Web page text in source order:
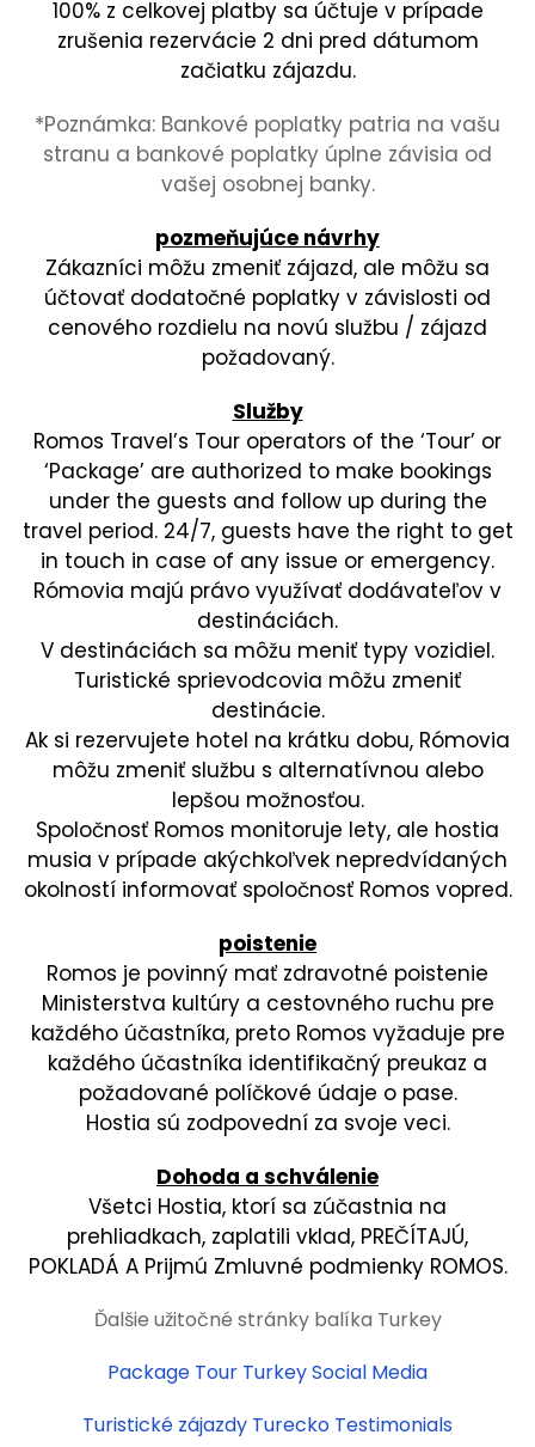
100% z celkovej platby sa účtuje v prípade
zrušenia rezervácie 2 dni pred dátumom
začiatku zájazdu.
*Poznámka: Bankové poplatky patria na vašu
stranu a bankové poplatky úplne závisia od
vašej osobnej banky.
pozmeňujúce návrhy
Zákazníci môžu zmeniť zájazd, ale môžu sa
účtovať dodatočné poplatky v závislosti od
cenového rozdielu na novú službu / zájazd
požadovaný.
Služby
Romos Travel’s Tour operators of the ‘Tour’ or
‘Package’ are authorized to make bookings
under the guests and follow up during the
travel period. 24/7, guests have the right to get
in touch in case of any issue or emergency.
Rómovia majú právo využívať dodávateľov v
destináciách.
V destináciách sa môžu meniť typy vozidiel.
Turistické sprievodcovia môžu zmeniť
destinácie.
Ak si rezervujete hotel na krátku dobu, Rómovia
môžu zmeniť službu s alternatívnou alebo
lepšou možnosťou.
Spoločnosť Romos monitoruje lety, ale hostia
musia v prípade akýchkoľvek nepredvídaných
okolností informovať spoločnosť Romos vopred.
poistenie
Romos je povinný mať zdravotné poistenie
Ministerstva kultúry a cestovného ruchu pre
každého účastníka, preto Romos vyžaduje pre
každého účastníka identifikačný preukaz a
požadované políčkové údaje o pase.
Hostia sú zodpovední za svoje veci.
Dohoda a schválenie
Všetci Hostia, ktorí sa zúčastnia na
prehliadkach, zaplatili vklad, PREČÍTAJÚ,
POKLADÁ A Prijmú Zmluvné podmienky ROMOS.
Ďalšie užitočné stránky balíka Turkey
Package Tour Turkey Social Media
Turistické zájazdy Turecko Testimonials